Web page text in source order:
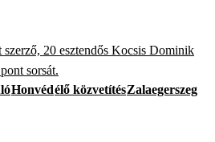
20 esztendős Kocsis Dominik
sorsát.
Honvédélő közvetítésZalaegerszeg